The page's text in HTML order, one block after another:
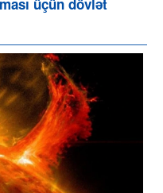
üçün dövlət